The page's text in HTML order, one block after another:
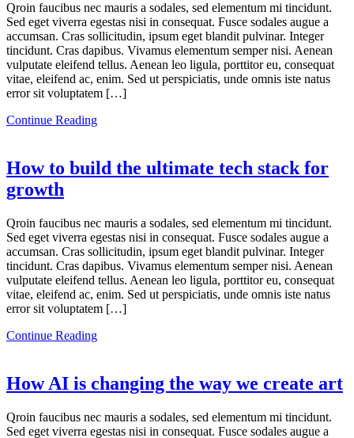
Qroin faucibus nec mauris a sodales, sed elementum mi tincidunt.
Sed eget viverra egestas nisi in consequat. Fusce sodales augue a
accumsan. Cras sollicitudin, ipsum eget blandit pulvinar. Integer
tincidunt. Cras dapibus. Vivamus elementum semper nisi. Aenean
vulputate eleifend tellus. Aenean leo ligula, porttitor eu, consequat
vitae, eleifend ac, enim. Sed ut perspiciatis, unde omnis iste natus
error sit voluptatem […]
Continue Reading
How to build the ultimate tech stack for
growth
Qroin faucibus nec mauris a sodales, sed elementum mi tincidunt.
Sed eget viverra egestas nisi in consequat. Fusce sodales augue a
accumsan. Cras sollicitudin, ipsum eget blandit pulvinar. Integer
tincidunt. Cras dapibus. Vivamus elementum semper nisi. Aenean
vulputate eleifend tellus. Aenean leo ligula, porttitor eu, consequat
vitae, eleifend ac, enim. Sed ut perspiciatis, unde omnis iste natus
error sit voluptatem […]
Continue Reading
How AI is changing the way we create art
Qroin faucibus nec mauris a sodales, sed elementum mi tincidunt.
Sed eget viverra egestas nisi in consequat. Fusce sodales augue a